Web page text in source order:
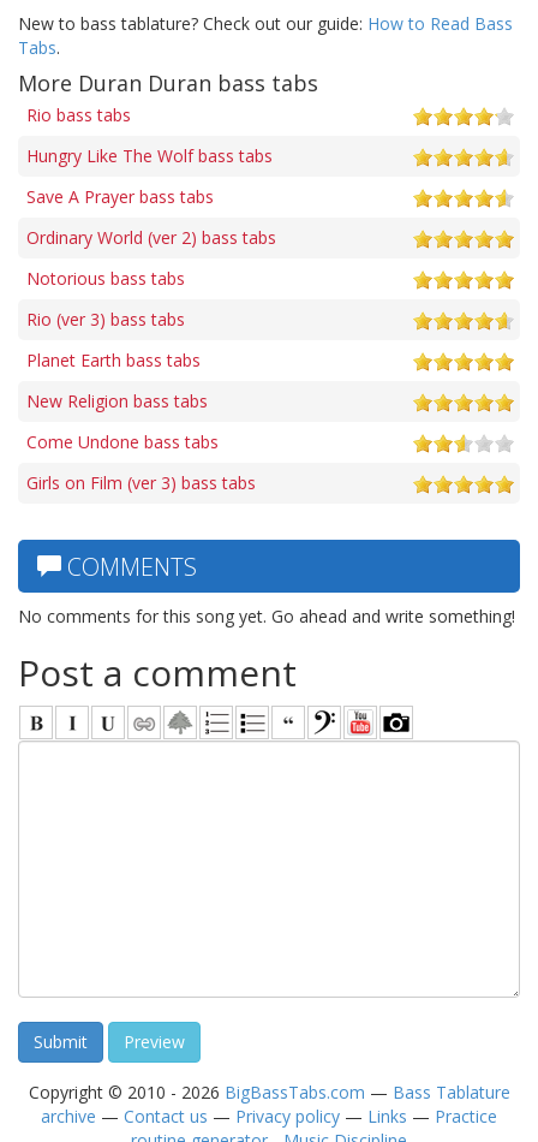
New to bass tablature? Check out our guide: How to Read Bass
Tabs.
More Duran Duran bass tabs
Rio bass tabs
Hungry Like The Wolf bass tabs
Save A Prayer bass tabs
Ordinary World (ver 2) bass tabs
Notorious bass tabs
Rio (ver 3) bass tabs
Planet Earth bass tabs
New Religion bass tabs
Come Undone bass tabs
Girls on Film (ver 3) bass tabs
COMMENTS
No comments for this song yet. Go ahead and write something!
Post a comment
Copyright © 2010 - 2026 BigBassTabs.com — Bass Tablature
archive — Contact us — Privacy policy — Links — Practice